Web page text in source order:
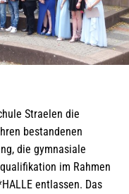
Straelen die
bestandenen
die gymnasiale
im Rahmen
entlassen. Das